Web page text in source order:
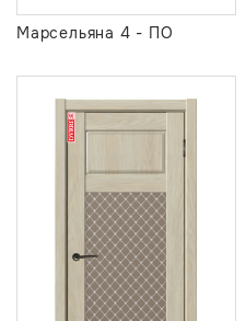
Марсельяна 4 - ПО